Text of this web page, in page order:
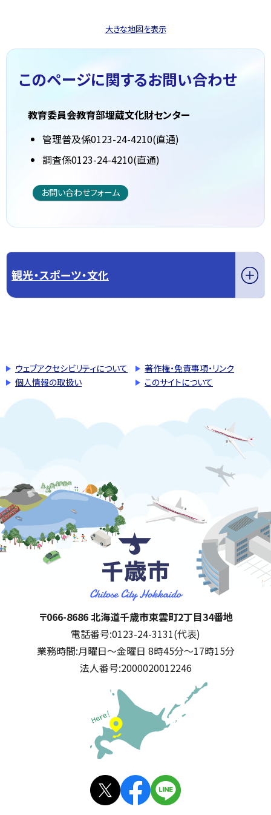
大きな地図を表示
このページに関するお問い合わせ
教育委員会教育部埋蔵文化財センター
管理普及係0123-24-4210(直通)
調査係0123-24-4210(直通)
お問い合わせフォーム
観光・スポーツ・文化
ウェブアクセシビリティについて
著作権・免責事項・リンク
個人情報の取扱い
このサイトについて
千歳市
住所:
〒066-8686 北海道千歳市東雲町2丁目34番地
電話番号:0123-24-3131(代表)
業務時間:月曜日～金曜日 8時45分～17時15分
法人番号:2000020012246
公式SNS